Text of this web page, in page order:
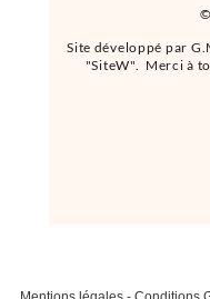
Site développé par
"SiteW". Merci à